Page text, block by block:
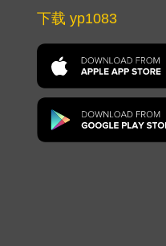
下载 yp1083